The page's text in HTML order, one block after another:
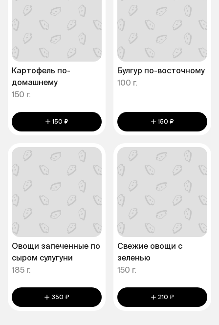
Картофель по-
домашнему
150 г.
150 ₽
Булгур по-восточному
100 г.
150 ₽
Овощи запеченные по
сыром сулугуни
185 г.
350 ₽
Свежие овощи с
зеленью
150 г.
210 ₽